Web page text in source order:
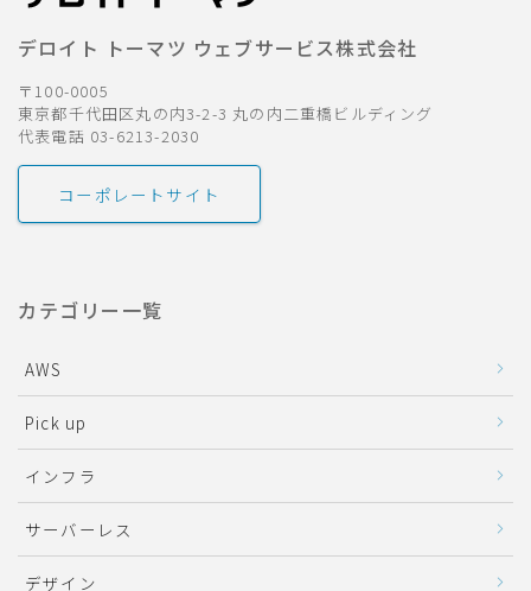
デロイト トーマツ ウェブサービス株式会社
〒100-0005
東京都千代田区丸の内3-2-3 丸の内二重橋ビルディング
代表電話 03-6213-2030
コーポレートサイト
カテゴリー一覧
AWS
Pick up
インフラ
サーバーレス
デザイン